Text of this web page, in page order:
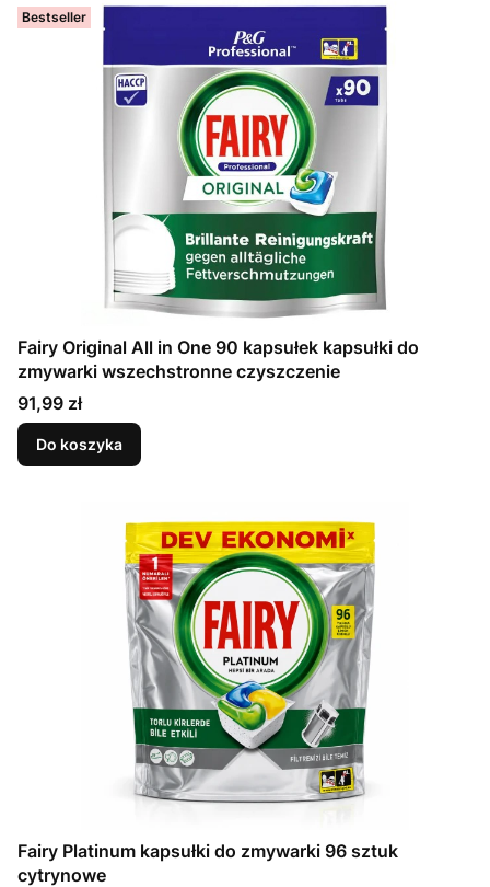
Bestseller
Fairy Original All in One 90 kapsułek kapsułki do
zmywarki wszechstronne czyszczenie
Cena
91,99 zł
Do koszyka
Fairy Platinum kapsułki do zmywarki 96 sztuk
cytrynowe